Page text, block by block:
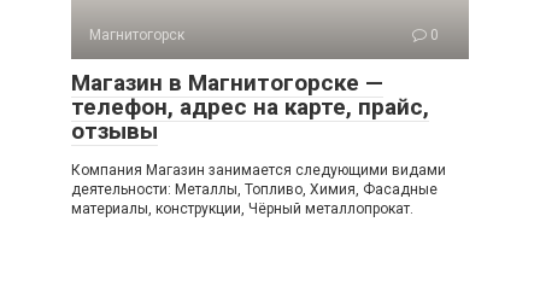
Магнитогорск 0
Магазин в Магнитогорске —
телефон, адрес на карте, прайс,
отзывы
Компания Магазин занимается следующими видами
деятельности: Металлы, Топливо, Химия, Фасадные
материалы, конструкции, Чёрный металлопрокат.